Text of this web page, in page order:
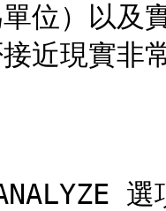
位）以及
近現實非
選